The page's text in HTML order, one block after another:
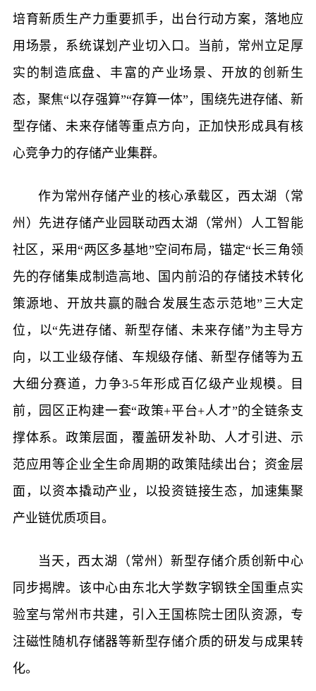
培育新质生产力重要抓手，出台行动方案，落地应
用场景，系统谋划产业切入口。当前，常州立足厚
实的制造底盘、丰富的产业场景、开放的创新生
态，聚焦“以存强算”“存算一体”，围绕先进存储、新
型存储、未来存储等重点方向，正加快形成具有核
心竞争力的存储产业集群。
作为常州存储产业的核心承载区，西太湖（常
州）先进存储产业园联动西太湖（常州）人工智能
社区，采用“两区多基地”空间布局，锚定“长三角领
先的存储集成制造高地、国内前沿的存储技术转化
策源地、开放共赢的融合发展生态示范地”三大定
位，以“先进存储、新型存储、未来存储”为主导方
向，以工业级存储、车规级存储、新型存储等为五
大细分赛道，力争3-5年形成百亿级产业规模。目
前，园区正构建一套“政策+平台+人才”的全链条支
撑体系。政策层面，覆盖研发补助、人才引进、示
范应用等企业全生命周期的政策陆续出台；资金层
面，以资本撬动产业，以投资链接生态，加速集聚
产业链优质项目。
当天，西太湖（常州）新型存储介质创新中心
同步揭牌。该中心由东北大学数字钢铁全国重点实
验室与常州市共建，引入王国栋院士团队资源，专
注磁性随机存储器等新型存储介质的研发与成果转
化。